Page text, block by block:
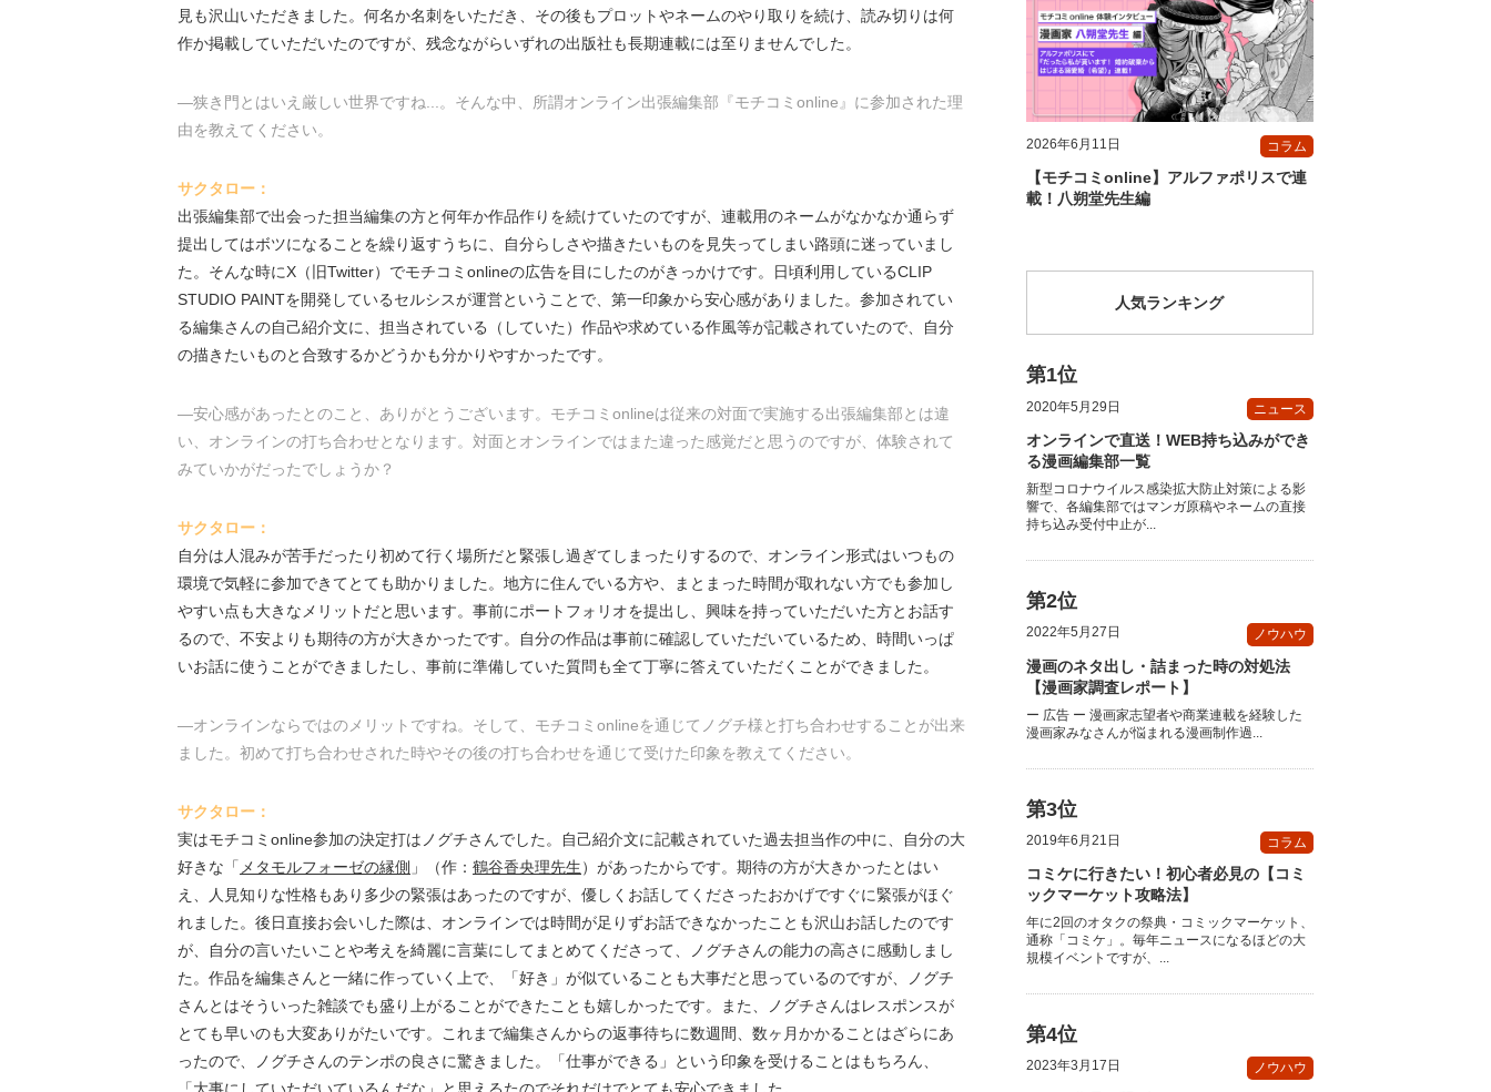
見も沢山いただきました。何名か名刺をいただき、その後もプロットやネームのやり取りを続け、読み切りは何
作か掲載していただいたのですが、残念ながらいずれの出版社も長期連載には至りませんでした。
―狭き門とはいえ厳しい世界ですね...。そんな中、所謂オンライン出張編集部『モチコミonline』に参加された理
由を教えてください。
サクタロー：
出張編集部で出会った担当編集の方と何年か作品作りを続けていたのですが、連載用のネームがなかなか通らず
提出してはボツになることを繰り返すうちに、自分らしさや描きたいものを見失ってしまい路頭に迷っていまし
た。そんな時にX（旧Twitter）でモチコミonlineの広告を目にしたのがきっかけです。日頃利用しているCLIP
STUDIO PAINTを開発しているセルシスが運営ということで、第一印象から安心感がありました。参加されてい
る編集さんの自己紹介文に、担当されている（していた）作品や求めている作風等が記載されていたので、自分
の描きたいものと合致するかどうかも分かりやすかったです。
―安心感があったとのこと、ありがとうございます。モチコミonlineは従来の対面で実施する出張編集部とは違
い、オンラインの打ち合わせとなります。対面とオンラインではまた違った感覚だと思うのですが、体験されて
みていかがだったでしょうか？
サクタロー：
自分は人混みが苦手だったり初めて行く場所だと緊張し過ぎてしまったりするので、オンライン形式はいつもの
環境で気軽に参加できてとても助かりました。地方に住んでいる方や、まとまった時間が取れない方でも参加し
やすい点も大きなメリットだと思います。事前にポートフォリオを提出し、興味を持っていただいた方とお話す
るので、不安よりも期待の方が大きかったです。自分の作品は事前に確認していただいているため、時間いっぱ
いお話に使うことができましたし、事前に準備していた質問も全て丁寧に答えていただくことができました。
―オンラインならではのメリットですね。そして、モチコミonlineを通じてノグチ様と打ち合わせすることが出来
ました。初めて打ち合わせされた時やその後の打ち合わせを通じて受けた印象を教えてください。
サクタロー：
実はモチコミonline参加の決定打はノグチさんでした。自己紹介文に記載されていた過去担当作の中に、自分の大
好きな「 メタモルフォーゼの縁側 」（作： 鶴谷香央理先生）があったからです。期待の方が大きかったとはい
え、人見知りな性格もあり多少の緊張はあったのですが、優しくお話してくださったおかげですぐに緊張がほぐ
れました。後日直接お会いした際は、オンラインでは時間が足りずお話できなかったことも沢山お話したのです
が、自分の言いたいことや考えを綺麗に言葉にしてまとめてくださって、ノグチさんの能力の高さに感動しまし
た。作品を編集さんと一緒に作っていく上で、「好き」が似ていることも大事だと思っているのですが、ノグチ
さんとはそういった雑談でも盛り上がることができたことも嬉しかったです。また、ノグチさんはレスポンスが
とても早いのも大変ありがたいです。これまで編集さんからの返事待ちに数週間、数ヶ月かかることはざらにあ
ったので、ノグチさんのテンポの良さに驚きました。「仕事ができる」という印象を受けることはもちろん、
「大事にしていただいているんだな」と思えるたのでそれだけでとても安心できました。
2026年6月11日 コラム
【モチコミonline】アルファポリスで連
載！八朔堂先生編
人気ランキング
2020年5月29日 ニュース
オンラインで直送！WEB持ち込みができ
る漫画編集部一覧
新型コロナウイルス感染拡大防止対策による影
響で、各編集部ではマンガ原稿やネームの直接
持ち込み受付中止が...
2022年5月27日 ノウハウ
漫画のネタ出し・詰まった時の対処法
【漫画家調査レポート】
ー 広告 ー 漫画家志望者や商業連載を経験した
漫画家みなさんが悩まれる漫画制作過...
2019年6月21日 コラム
コミケに行きたい！初心者必見の【コミ
ックマーケット攻略法】
年に2回のオタクの祭典・コミックマーケット、
通称「コミケ」。毎年ニュースになるほどの大
規模イベントですが、...
2023年3月17日 ノウハウ